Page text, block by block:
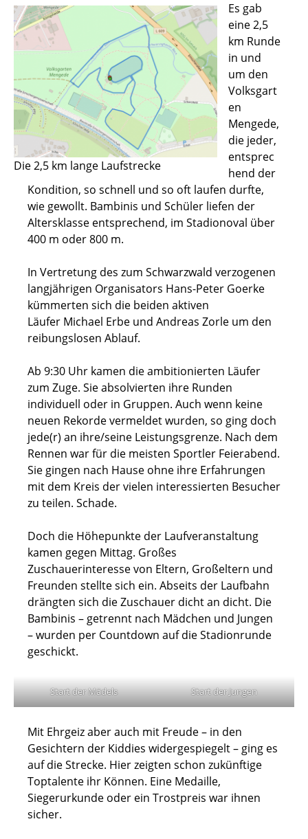
Die 2,5 km lange Laufstrecke
Es gab
eine 2,5
km Runde
in und
um den
Volksgart
en
Mengede,
die jeder,
entsprec
hend der
Kondition, so schnell und so oft laufen durfte,
wie gewollt. Bambinis und Schüler liefen der
Altersklasse entsprechend, im Stadionoval über
400 m oder 800 m.
In Vertretung des zum Schwarzwald verzogenen
langjährigen Organisators Hans-Peter Goerke
kümmerten sich die beiden aktiven
Läufer Michael Erbe und Andreas Zorle um den
reibungslosen Ablauf.
Ab 9:30 Uhr kamen die ambitionierten Läufer
zum Zuge. Sie absolvierten ihre Runden
individuell oder in Gruppen. Auch wenn keine
neuen Rekorde vermeldet wurden, so ging doch
jede(r) an ihre/seine Leistungsgrenze. Nach dem
Rennen war für die meisten Sportler Feierabend.
Sie gingen nach Hause ohne ihre Erfahrungen
mit dem Kreis der vielen interessierten Besucher
zu teilen. Schade.
Doch die Höhepunkte der Laufveranstaltung
kamen gegen Mittag. Großes
Zuschauerinteresse von Eltern, Großeltern und
Freunden stellte sich ein. Abseits der Laufbahn
drängten sich die Zuschauer dicht an dicht. Die
Bambinis – getrennt nach Mädchen und Jungen
– wurden per Countdown auf die Stadionrunde
geschickt.
Start der Mädels Start der Jungen
Mit Ehrgeiz aber auch mit Freude – in den
Gesichtern der Kiddies widergespiegelt – ging es
auf die Strecke. Hier zeigten schon zukünftige
Toptalente ihr Können. Eine Medaille,
Siegerurkunde oder ein Trostpreis war ihnen
sicher.